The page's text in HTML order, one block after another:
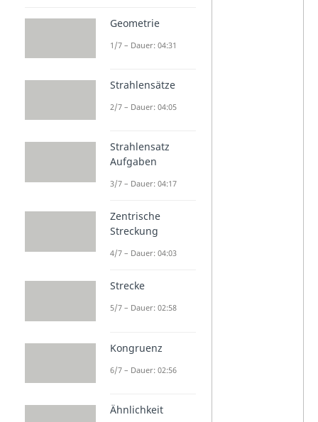
kleiner als
daran, dass er
gerade Linie
Mit dem
Geodreieck
solche Winkel
nicht direkt
stattdessen
den kleineren
und ziehe ihn
Geometrie
1/7 – Dauer: 04:31
Strahlensätze
2/7 – Dauer: 04:05
Strahlensatz
Aufgaben
3/7 – Dauer: 04:17
Zentrische
Streckung
4/7 – Dauer: 04:03
Strecke
5/7 – Dauer: 02:58
Kongruenz
6/7 – Dauer: 02:56
Ähnlichkeit